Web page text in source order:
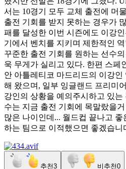
서는 10경기 모두 교체 출전에 머
출전 기회를 받지 못하는 경우가
패를 달성한 이번 시즌에도 이강
기에서 벤치를 지키며 제한적인
꾸준한 출전 기회를 원하는 선수
욱 무게가 실리고 있다. 한편 스페
안 아틀레티코 마드리드의 이강인
해 왔으며, 일부 잉글랜드 프리미
강인의 상황을 예의주시하고 있는
수는 지금 출전 기회에 목말랐을
많은 나이인데... 월드컵 끝나고
하는 팀으로 이적했으면 좋겠습니
추천3 비추천0